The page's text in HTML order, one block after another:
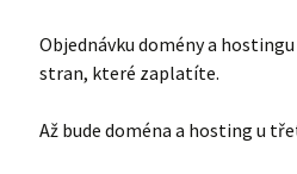
Objednávku domény a
stran, které zaplatíte.
Až bude doména a hosting u